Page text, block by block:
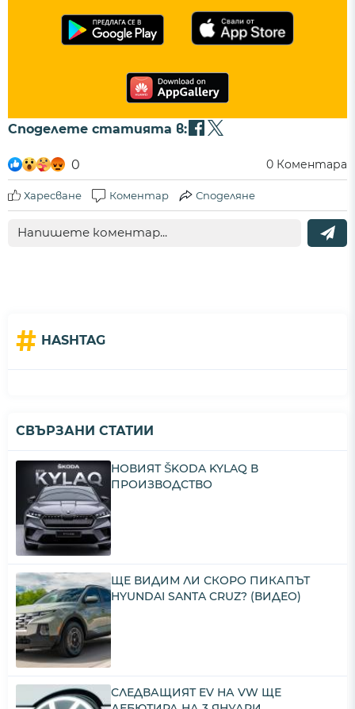
Споделете статията в:
0 0 Коментара
Харесване Коментар Споделяне
# HASHTAG
СВЪРЗАНИ СТАТИИ
НОВИЯТ ŠKODA KYLAQ В
ПРОИЗВОДСТВО
ЩЕ ВИДИМ ЛИ СКОРО ПИКАПЪТ
HYUNDAI SANTA CRUZ? (ВИДЕО)
СЛЕДВАЩИЯТ EV НА VW ЩЕ